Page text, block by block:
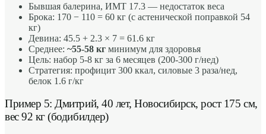
Бывшая балерина, ИМТ 17.3 — недостаток веса
Брока: 170 − 110 = 60 кг (с астенической поправкой 54
кг)
Девина: 45.5 + 2.3 × 7 = 61.6 кг
Среднее: ~55-58 кг минимум для здоровья
Цель: набор 5-8 кг за 6 месяцев (200-300 г/нед)
Стратегия: профицит 300 ккал, силовые 3 раза/нед,
белок 1.6 г/кг
Пример 5: Дмитрий, 40 лет, Новосибирск, рост 175 см,
вес 92 кг (бодибилдер)